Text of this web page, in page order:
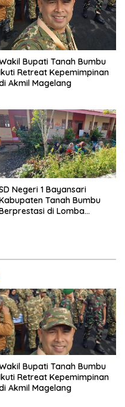
Bupati Tanah Bumbu
Retreat Kepemimpinan
Akmil Magelang
Negeri 1 Bayansari
Tanah Bumbu
di Lomba
Bupati Tanah Bumbu
Retreat Kepemimpinan
Akmil Magelang